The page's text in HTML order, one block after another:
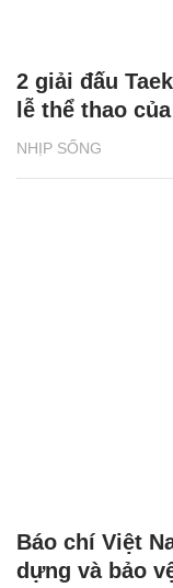
NHỊP SỐNG
2 giải đấu
lễ thể thao
Báo chí Việt
dựng và bảo